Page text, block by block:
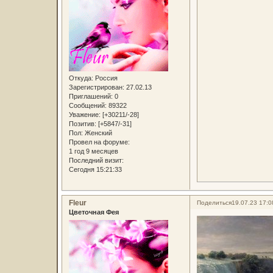
Откуда: Россия
Зарегистрирован: 27.02.13
Приглашений: 0
Сообщений: 89322
Уважение: [+30211/-28]
Позитив: [+5847/-31]
Пол: Женский
Провел на форуме:
1 год 9 месяцев
Последний визит:
Сегодня 15:21:33
Поделиться19.07.23
Fleur
Цветочная Фея